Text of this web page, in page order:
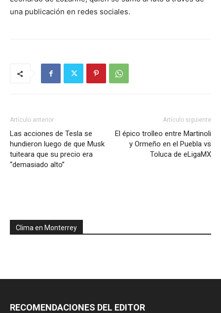
una publicación en redes sociales.
Artículo anterior
Las acciones de Tesla se
hundieron luego de que Musk
tuiteara que su precio era
“demasiado alto”
Artículo siguiente
El épico trolleo entre Martinoli
y Ormeño en el Puebla vs
Toluca de eLigaMX
Clima en Monterrey
RECOMENDACIONES DEL EDITOR